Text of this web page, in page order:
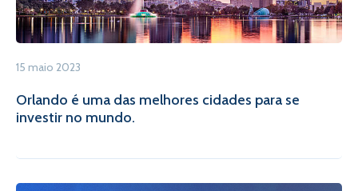
15 maio 2023
Orlando é uma das melhores cidades para se
investir no mundo.